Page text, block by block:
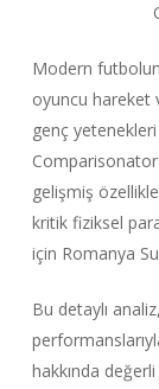
Modern
oyuncu hareket
genç
Comparisonator
gelişmiş
kritik fiziksel
için Romanya
Bu detaylı
hakkında